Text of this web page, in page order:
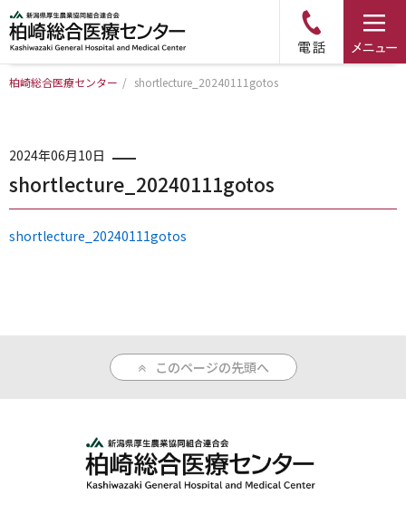
病院について
診療科・部門のご案内
入院のご案内
医療関係者の方へ
柏崎総合医療センター / shortlecture_20240111gotos
2024年06月10日
shortlecture_20240111gotos
shortlecture_20240111gotos
このページの先頭へ